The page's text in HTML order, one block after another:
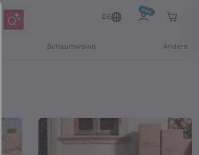
DE
Schaumweine Andere